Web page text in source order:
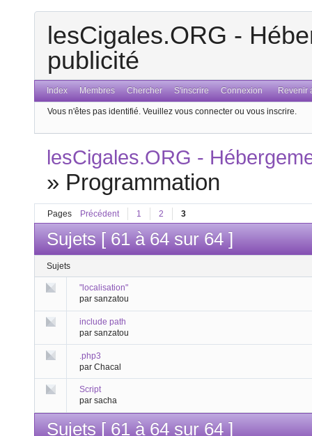
lesCigales.ORG -
publicité
Index Membres Chercher S'inscrire Connexion Revenir
Vous n'êtes pas identifié. Veuillez vous connecter ou vous inscrire.
lesCigales.ORG -
» Programmation
Pages Précédent 1 2 3
Sujets [ 61 à 64 sur 64 ]
Sujets
"localisation"
par sanzatou
include path
par sanzatou
.php3
par Chacal
Script
par sacha
Sujets [ 61 à 64 sur 64 ]